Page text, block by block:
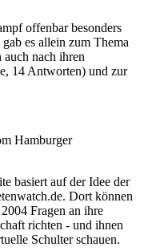
offenbar besonders
es allein zum Thema
nach ihren
14 Antworten) und zur
Hamburger
basiert auf der Idee der
Dort können
Fragen an ihre
richten - und ihnen
Schulter schauen.